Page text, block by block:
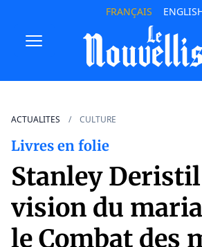
FRANÇAIS
ACTUALITES CULTURE
Livres en folie
Stanley
vision du
le Combat des